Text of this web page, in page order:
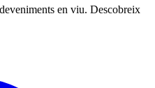
en viu. Descobreix